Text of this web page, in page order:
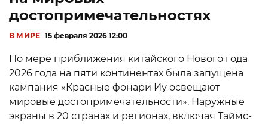
достопримечательностях
В МИРЕ 15 февраля 2026 12:00
По мере приближения китайского Нового года
2026 года на пяти континентах была запущена
кампания «Красные фонари Иу освещают
мировые достопримечательности». Наружные
экраны в 20 странах и регионах, включая Таймс-